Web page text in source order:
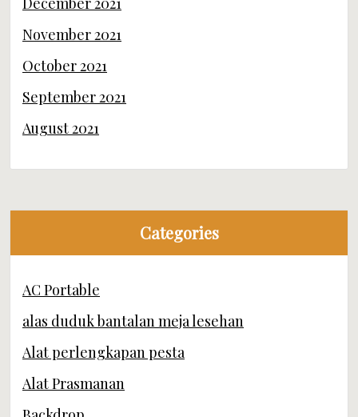
November 2021
October 2021
September 2021
August 2021
Categories
AC Portable
alas duduk bantalan meja lesehan
Alat perlengkapan pesta
Alat Prasmanan